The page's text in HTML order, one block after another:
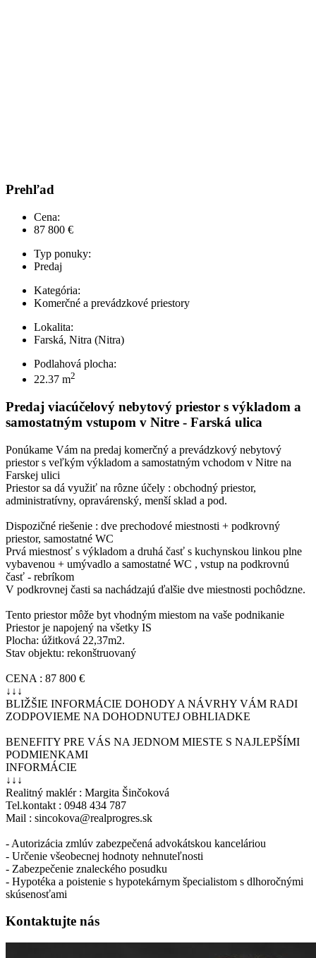
Prehľad
Cena:
87 800 €
Typ ponuky:
Predaj
Kategória:
Komerčné a prevádzkové priestory
Lokalita:
Farská, Nitra (Nitra)
Podlahová plocha:
22.37 m2
Predaj viacúčelový nebytový priestor s výkladom a
samostatným vstupom v Nitre - Farská ulica
Ponúkame Vám na predaj komerčný a prevádzkový nebytový
priestor s veľkým výkladom a samostatným vchodom v Nitre na
Farskej ulici
Priestor sa dá využiť na rôzne účely : obchodný priestor,
administratívny, opravárenský, menší sklad a pod.
Dispozičné riešenie : dve prechodové miestnosti + podkrovný
priestor, samostatné WC
Prvá miestnosť s výkladom a druhá časť s kuchynskou linkou plne
vybavenou + umývadlo a samostatné WC , vstup na podkrovnú
časť - rebríkom
V podkrovnej časti sa nachádzajú ďalšie dve miestnosti pochôdzne.
Tento priestor môže byt vhodným miestom na vaše podnikanie
Priestor je napojený na všetky IS
Plocha: úžitková 22,37m2.
Stav objektu: rekonštruovaný
CENA : 87 800 €
↓↓↓
BLIŽŠIE INFORMÁCIE DOHODY A NÁVRHY VÁM RADI
ZODPOVIEME NA DOHODNUTEJ OBHLIADKE
BENEFITY PRE VÁS NA JEDNOM MIESTE S NAJLEPŠÍMI
PODMIENKAMI
INFORMÁCIE
↓↓↓
Realitný maklér : Margita Šinčoková
Tel.kontakt : 0948 434 787
Mail : sincokova@realprogres.sk
- Autorizácia zmlúv zabezpečená advokátskou kanceláriou
- Určenie všeobecnej hodnoty nehnuteľnosti
- Zabezpečenie znaleckého posudku
- Hypotéka a poistenie s hypotekárnym špecialistom s dlhoročnými
skúsenosťami
Kontaktujte nás